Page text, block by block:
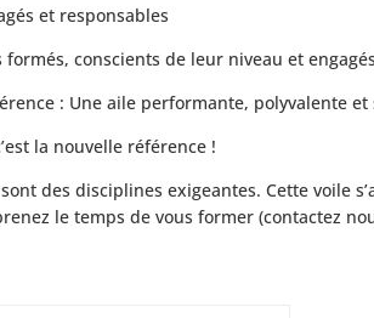
et responsables
formés, conscients de leur niveau et
: Une aile performante, polyvalente
la nouvelle référence !
des disciplines exigeantes. Cette voile
le temps de vous former (contactez